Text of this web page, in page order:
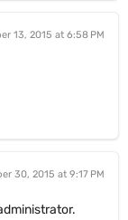
13, 2015 at 6:58 PM
30, 2015 at 9:17 PM